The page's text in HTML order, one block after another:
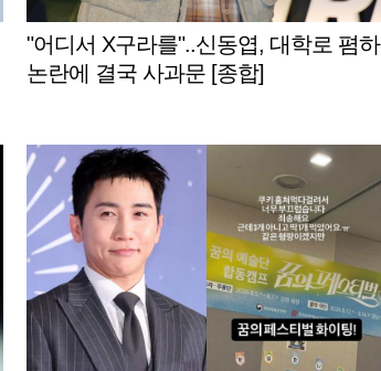
"어디서 X구라를"..신동엽, 대학로 폄하
논란에 결국 사과문 [종합]